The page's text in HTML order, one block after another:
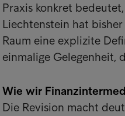
Praxis konkret
Liechtenstein hat
Raum eine explizite
einmalige Gelegenheit,
Wie wir
Die Revision macht